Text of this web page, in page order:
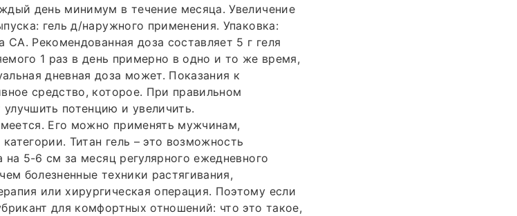
день минимум в течение месяца. Увеличение
гель д/наружного применения. Упаковка:
СА. Рекомендованная доза составляет 5 г геля
1 раз в день примерно в одно и то же время,
дневная доза может. Показания к
средство, которое. При правильном
потенцию и увеличить.
Его можно применять мужчинам,
Титан гель – это возможность
на 5-6 см за месяц регулярного ежедневного
болезненные техники растягивания,
или хирургическая операция. Поэтому если
для комфортных отношений: что это такое,